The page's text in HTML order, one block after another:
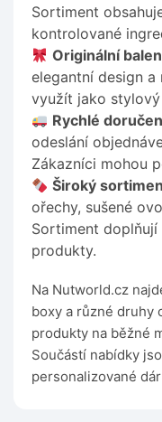
Sortiment
kontrolované
Originální
elegantní design
využít jako
Rychlé
odeslání
Zákazníci mohou
Široký
ořechy, sušené
Sortiment
produkty.
Na Nutworld.cz
boxy a různé druhy
produkty na běžné
Součástí nabídky
personalizované